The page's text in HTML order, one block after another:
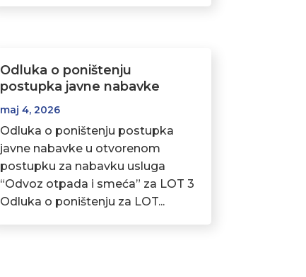
Odluka o poništenju
postupka javne nabavke
maj 4, 2026
Odluka o poništenju postupka
javne nabavke u otvorenom
postupku za nabavku usluga
“Odvoz otpada i smeća” za LOT 3
Odluka o poništenju za LOT...